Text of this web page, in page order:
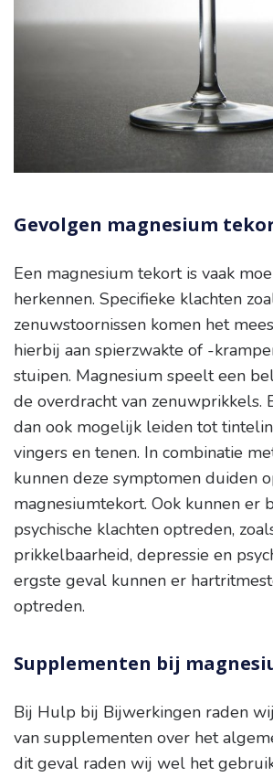
Gevolgen magnesium
Een magnesium tekort is vaak
herkennen. Specifieke klachten
zenuwstoornissen komen het
hierbij aan spierzwakte of -
stuipen. Magnesium speelt een
de overdracht van zenuwprikkels.
dan ook mogelijk leiden tot
vingers en tenen. In combinatie
kunnen deze symptomen duiden
magnesiumtekort. Ook kunnen er
psychische klachten optreden,
prikkelbaarheid, depressie en
ergste geval kunnen er
optreden.
Supplementen bij
Bij Hulp bij Bijwerkingen raden
van supplementen over het
dit geval raden wij wel het